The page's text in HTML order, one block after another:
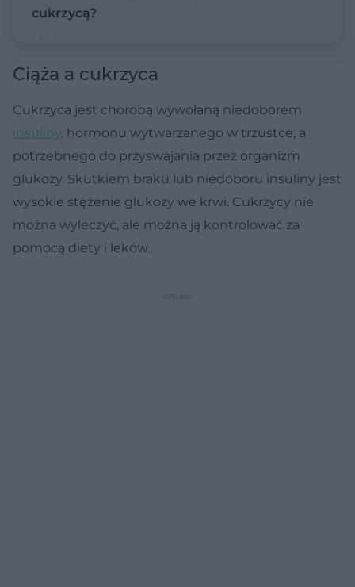
cukrzycą?
Ciąża a cukrzyca
Cukrzyca jest chorobą wywołaną niedoborem
insuliny, hormonu wytwarzanego w trzustce, a
potrzebnego do przyswajania przez organizm
glukozy. Skutkiem braku lub niedoboru insuliny jest
wysokie stężenie glukozy we krwi. Cukrzycy nie
można wyleczyć, ale można ją kontrolować za
pomocą diety i leków.